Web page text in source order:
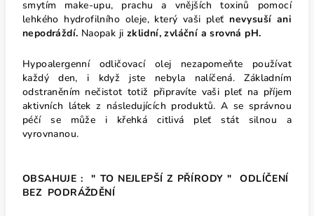
smytím make-upu, prachu a vnějších toxinů pomocí
lehkého hydrofilního oleje, který vaši pleť nevysuší ani
nepodráždí. Naopak ji zklidní, zvláční a srovná pH.
Hypoalergenní odličovací olej nezapomeňte používat
každý den, i když jste nebyla nalíčená. Základním
odstraněním nečistot totiž připravíte vaši pleť na příjem
aktivních látek z následujících produktů. A se správnou
péčí se může i křehká citlivá pleť stát silnou a
vyrovnanou.
OBSAHUJE : " TO NEJLEPŠÍ Z PŘÍRODY " ODLÍČENÍ
BEZ PODRÁŽDĚNÍ